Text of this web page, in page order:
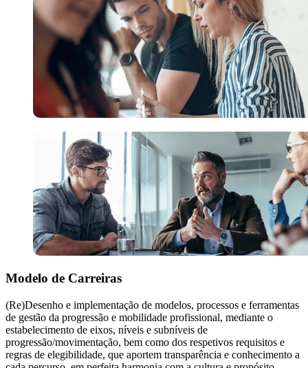
Modelo de Carreiras
(Re)Desenho e implementação de modelos, processos e ferramentas
de gestão da progressão e mobilidade profissional, mediante o
estabelecimento de eixos, níveis e subníveis de
progressão/movimentação, bem como dos respetivos requisitos e
regras de elegibilidade, que aportem transparência e conhecimento a